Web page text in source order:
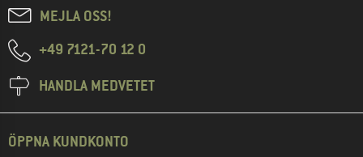
MEJLA OSS!
+49 7121-70 12 0
HANDLA MEDVETET
ÖPPNA KUNDKONTO